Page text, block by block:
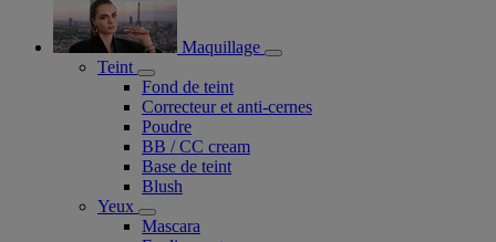
Maquillage
Teint
Fond de teint
Correcteur et anti-cernes
Poudre
BB / CC cream
Base de teint
Blush
Yeux
Mascara